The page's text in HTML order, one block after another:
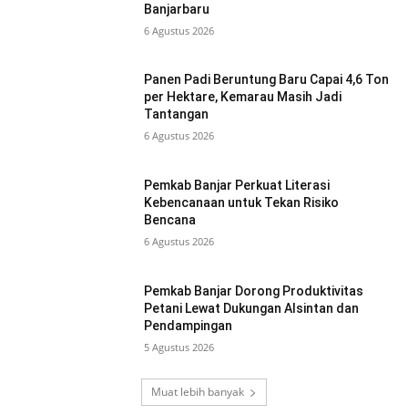
Banjarbaru
6 Agustus 2026
Panen Padi Beruntung Baru Capai 4,6 Ton
per Hektare, Kemarau Masih Jadi
Tantangan
6 Agustus 2026
Pemkab Banjar Perkuat Literasi
Kebencanaan untuk Tekan Risiko
Bencana
6 Agustus 2026
Pemkab Banjar Dorong Produktivitas
Petani Lewat Dukungan Alsintan dan
Pendampingan
5 Agustus 2026
Muat lebih banyak